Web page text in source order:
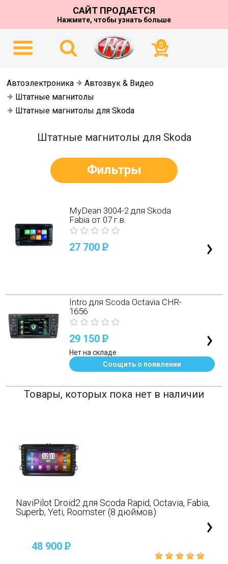
САЙТ ПРОДАЕТСЯ
Нажмите, чтобы узнать больше
0
Автоэлектроника
Автозвук & Видео
Штатные магнитолы
Штатные магнитолы для Skoda
Штатные магнитолы для Skoda
Фильтры
MyDean 3004-2 для Skoda
Fabia от 07 г.в.
27 700P
Intro для Scoda Octavia CHR-
1656
29 150P
Нет на складе
Соощить о появлении
Товары, которых пока нет в наличии
NaviPilot Droid2 для Scoda Rapid, Octavia, Fabia,
Superb, Yeti, Roomster (8 дюймов)
48 900 P